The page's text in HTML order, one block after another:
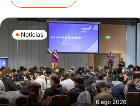
Noticias
6 ago 2026